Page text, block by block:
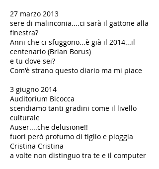
​​27 marzo 2013
sere di malinconia....ci sarà il gattone alla
finestra?
​​Anni che ci sfuggono...è già il 2014...il
centenario (Brian Borus)
e tu dove sei?
Com'è strano questo diario ma mi piace
​​3 giugno 2014
Auditorium Bicocca
scendiamo tanti gradini come il livello
culturale
​Auser....che delusione!!
fuori però profumo di tiglio e pioggia
​Cristina Cristina
a volte non distinguo tra te e il computer